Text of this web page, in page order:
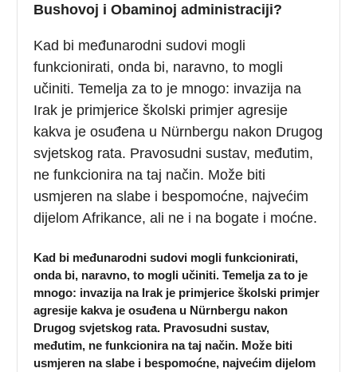
Bushovoj i Obaminoj administraciji?
Kad bi međunarodni sudovi mogli
funkcionirati, onda bi, naravno, to mogli
učiniti. Temelja za to je mnogo: invazija na
Irak je primjerice školski primjer agresije
kakva je osuđena u Nürnbergu nakon Drugog
svjetskog rata. Pravosudni sustav, međutim,
ne funkcionira na taj način. Može biti
usmjeren na slabe i bespomoćne, najvećim
dijelom Afrikance, ali ne i na bogate i moćne.
Kad bi međunarodni sudovi mogli funkcionirati,
onda bi, naravno, to mogli učiniti. Temelja za to je
mnogo: invazija na Irak je primjerice školski primjer
agresije kakva je osuđena u Nürnbergu nakon
Drugog svjetskog rata. Pravosudni sustav,
međutim, ne funkcionira na taj način. Može biti
usmjeren na slabe i bespomoćne, najvećim dijelom